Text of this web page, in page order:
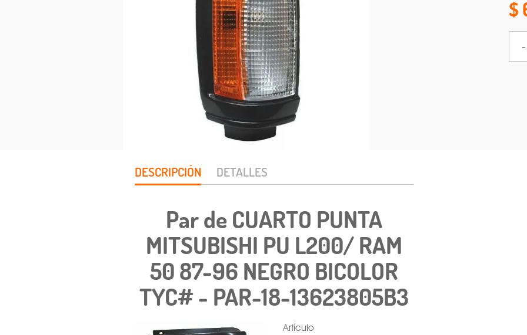
-
DESCRIPCIÓN DETALLES
Par de CUARTO PUNTA
MITSUBISHI PU L200/ RAM
50 87-96 NEGRO BICOLOR
TYC# - PAR-18-13623805B3
Artículo